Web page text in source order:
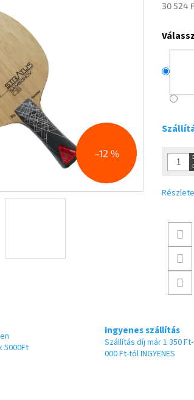
–12 %
30 524
5000Ft
Ingyenes szállítás
Szállítás díj már 1 350
000 Ft-tól INGYENES